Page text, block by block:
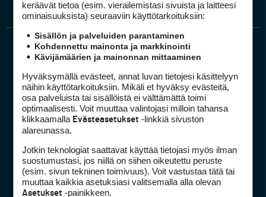
Golfpiste mediakortti
Golfpisteen yhteystiedot
DSA avoimuusraportti
keräävät tietoa (esim. vierailemis­tasi sivuista ja laitteesi
ominaisuuk­sista) seuraaviin käyttötarkoituksiin:
Sisällön ja palveluiden parantaminen
Kohdennettu mainonta ja markkinointi
Kävijämäärien ja mainonnan mittaaminen
Hyväksymällä evästeet, annat luvan tietojesi käsittelyyn
näihin käyttötarkoituksiin. Mikäli et hyväksy evästeitä,
osa palveluista tai sisällöistä ei välttämättä toimi
optimaalisesti. Voit muuttaa valintojasi milloin tahansa
klikkaamalla Evästeasetukset -linkkiä sivuston
alareunassa.
Jotkin teknologiat saattavat käyttää tietojasi myös ilman
suostumustasi, jos niillä on siihen oikeutettu peruste
(esim. sivun tekninen toimivuus). Voit vastustaa tätä tai
muuttaa kaikkia asetuksiasi valitsemalla alla olevan
Asetukset -painikkeen.